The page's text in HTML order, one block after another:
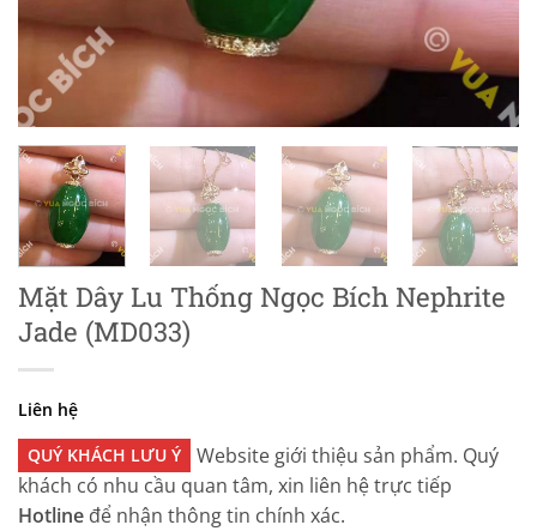
Mặt Dây Lu Thống Ngọc Bích Nephrite
Jade (MD033)
Liên hệ
QUÝ KHÁCH LƯU Ý
Website giới thiệu sản phẩm. Quý
khách có nhu cầu quan tâm, xin liên hệ trực tiếp
Hotline để nhận thông tin chính xác.